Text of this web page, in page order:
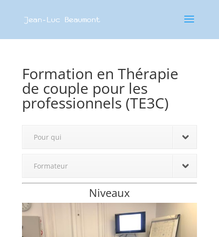
Formation en Thérapie
de couple pour les
professionnels (TE3C)
Pour qui
Formateur
Niveaux